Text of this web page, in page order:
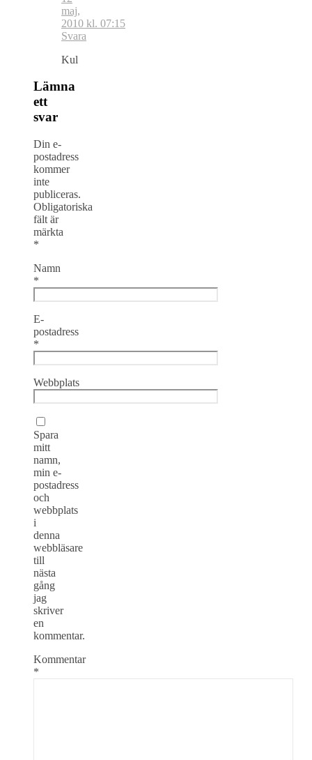
maj,
2010 kl. 07:15
Svara
Kul
Lämna
ett
svar
Din e-
postadress
kommer
inte
publiceras.
Obligatoriska
fält är
märkta
*
Namn
*
E-
postadress
*
Webbplats
Spara
mitt
namn,
min e-
postadress
och
webbplats
i
denna
webbläsare
till
nästa
gång
jag
skriver
en
kommentar.
Kommentar
*